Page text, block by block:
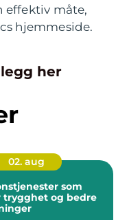
effektiv måte,
hjemmeside.
her
02. aug
som
trygghet og bedre